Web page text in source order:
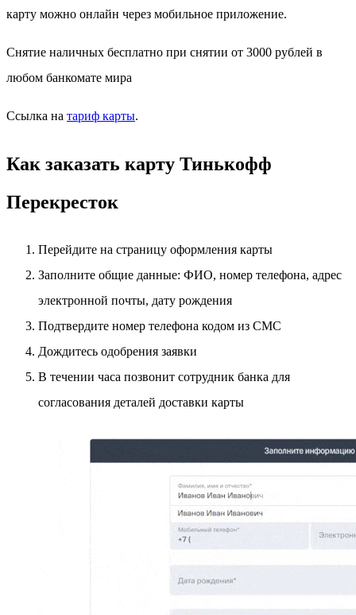
карту можно онлайн через мобильное приложение.
Снятие наличных бесплатно при снятии от 3000 рублей в
любом банкомате мира
Ссылка на тариф карты.
Как заказать карту Тинькофф
Перекресток
Перейдите на страницу оформления карты
Заполните общие данные: ФИО, номер телефона, адрес
электронной почты, дату рождения
Подтвердите номер телефона кодом из СМС
Дождитесь одобрения заявки
В течении часа позвонит сотрудник банка для
согласования деталей доставки карты